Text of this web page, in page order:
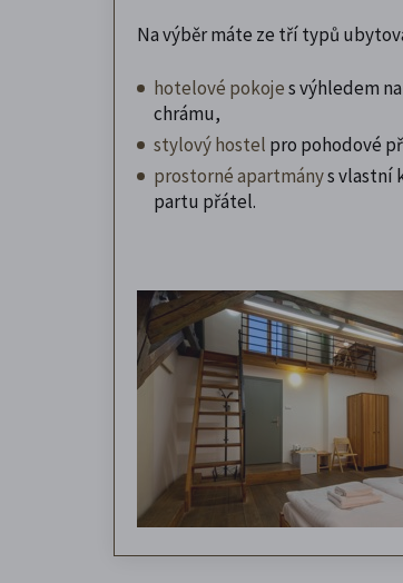
Na výběr máte ze tří typů
hotelové pokojes výhledem
chrámu,
stylový hostel pro pohodové
prostorné apartmánys vlastní
partu přátel.